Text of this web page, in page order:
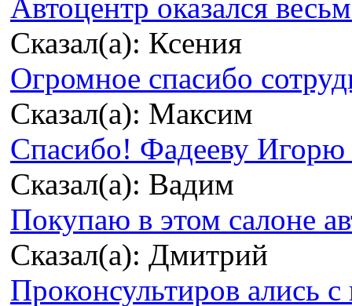
Автоцентр оказался
Сказал(а): Ксения
Огромное спасибо
Сказал(а): Максим
Спасибо! Фадееву Игорю
Сказал(а): Вадим
Покупаю в этом салоне
Сказал(а): Дмитрий
Проконсультиров ались